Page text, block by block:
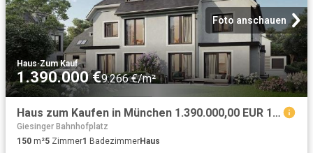
Foto anschauen
Haus·Zum Kauf
1.390.000 €9.266 €/m²
Haus zum Kaufen in München 1.390.000,00 EUR 150 m²
Giesinger Bahnhofplatz
150 m²5 Zimmer1 BadezimmerHaus